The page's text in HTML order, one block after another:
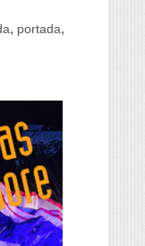
, portada,